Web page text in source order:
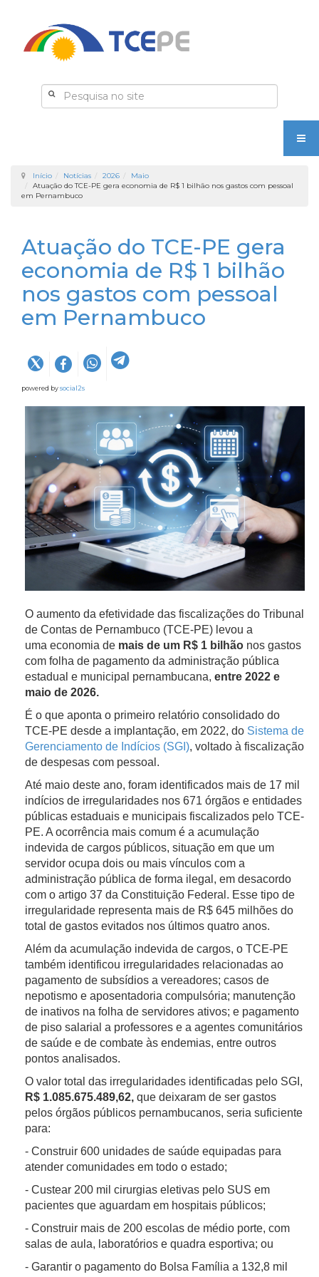
Início Notícias 2026
Maio
Atuação do TCE-PE gera economia de R$ 1 bilhão nos gastos com pessoal
em Pernambuco
Atuação do TCE-PE gera
economia de R$ 1 bilhão
nos gastos com pessoal
em Pernambuco
powered bysocial2s
O aumento da efetividade das fiscalizações do Tribunal
de Contas de Pernambuco (TCE-PE) levou a
uma economia de mais de um R$ 1 bilhão nos gastos
com folha de pagamento da administração pública
estadual e municipal pernambucana, entre 2022 e
maio de 2026.
É o que aponta o primeiro relatório consolidado do
TCE-PE desde a implantação, em 2022, do Sistema de
Gerenciamento de Indícios (SGI), voltado à fiscalização
de despesas com pessoal.
Até maio deste ano, foram identificados mais de 17 mil
indícios de irregularidades nos 671 órgãos e entidades
públicas estaduais e municipais fiscalizados pelo TCE-
PE. A ocorrência mais comum é a acumulação
indevida de cargos públicos, situação em que um
servidor ocupa dois ou mais vínculos com a
administração pública de forma ilegal, em desacordo
com o artigo 37 da Constituição Federal. Esse tipo de
irregularidade representa mais de R$ 645 milhões do
total de gastos evitados nos últimos quatro anos.
Além da acumulação indevida de cargos, o TCE-PE
também identificou irregularidades relacionadas ao
pagamento de subsídios a vereadores; casos de
nepotismo e aposentadoria compulsória; manutenção
de inativos na folha de servidores ativos; e pagamento
de piso salarial a professores e a agentes comunitários
de saúde e de combate às endemias, entre outros
pontos analisados.
O valor total das irregularidades identificadas pelo SGI,
R$ 1.085.675.489,62, que deixaram de ser gastos
pelos órgãos públicos pernambucanos, seria suficiente
para:
- Construir 600 unidades de saúde equipadas para
atender comunidades em todo o estado;
- Custear 200 mil cirurgias eletivas pelo SUS em
pacientes que aguardam em hospitais públicos;
- Construir mais de 200 escolas de médio porte, com
salas de aula, laboratórios e quadra esportiva; ou
- Garantir o pagamento do Bolsa Família a 132,8 mil